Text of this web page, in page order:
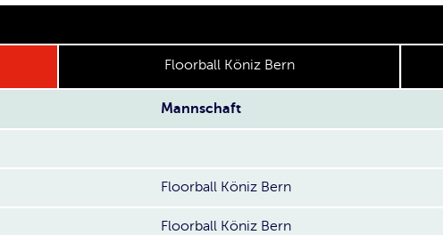
Floorball Köniz Bern
Mannschaft
Floorball Köniz Bern
Floorball Köniz Bern